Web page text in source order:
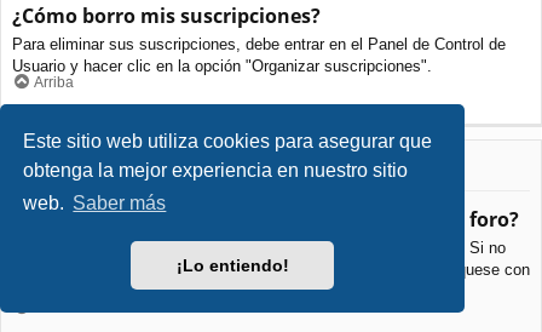
Este sitio web utiliza cookies para asegurar que
obtenga la mejor experiencia en nuestro sitio
web. Saber más
¡Lo entiendo!
¿Cómo borro mis suscripciones?
Para eliminar sus suscripciones, debe entrar en el Panel de Control de
Usuario y hacer clic en la opción "Organizar suscripciones".
Arriba
Archivos Adjuntos
¿Qué archivos adjuntos son permitidos en este foro?
Cada foro puede permitir o no ciertos tipos de archivos adjuntos. Si no
está seguro de que tipos de archivos se pueden cargar, comuníquese con
La Administración para obtener más información.